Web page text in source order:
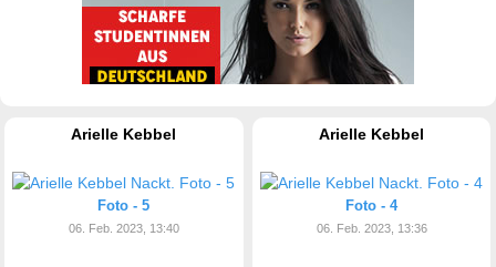
Arielle Kebbel
Foto - 5
06. Feb. 2023, 13:40
Arielle Kebbel
Foto - 4
06. Feb. 2023, 13:36